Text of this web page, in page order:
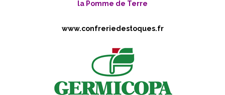
la Pomme de Terre
www.confreriedestoques.fr